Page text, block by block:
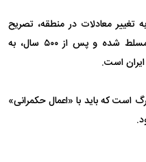
تغییر معادلات در منطقه، تصریح
کرد: ایران در این مسیر بر تنگه هرمز مسلط شده و پس از ۵۰۰ سال، به
است.
است که باید با «اعمال حکمرانی»